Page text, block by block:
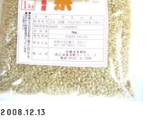
2008.12.13